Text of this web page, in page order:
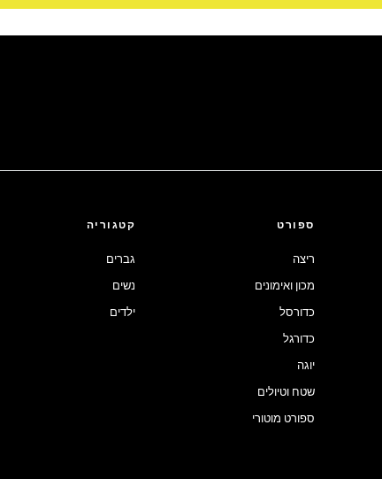
ספורט
ריצה
מכון ואימונים
כדורסל
כדורגל
יוגה
שטח וטיולים
ספורט מוטורי
קטגוריה
גברים
נשים
ילדים